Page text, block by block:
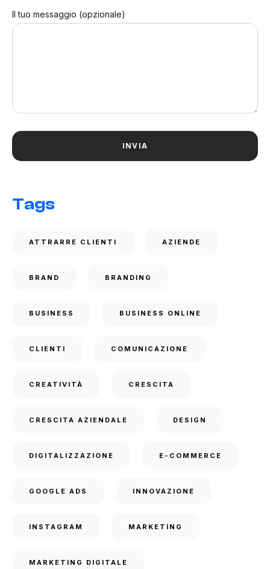
Il tuo messaggio (opzionale)
Tags
ATTRARRE CLIENTI AZIENDE
BRAND BRANDING
BUSINESS BUSINESS ONLINE
CLIENTI COMUNICAZIONE
CREATIVITÀ CRESCITA
CRESCITA AZIENDALE DESIGN
DIGITALIZZAZIONE E-COMMERCE
GOOGLE ADS INNOVAZIONE
INSTAGRAM MARKETING
MARKETING DIGITALE